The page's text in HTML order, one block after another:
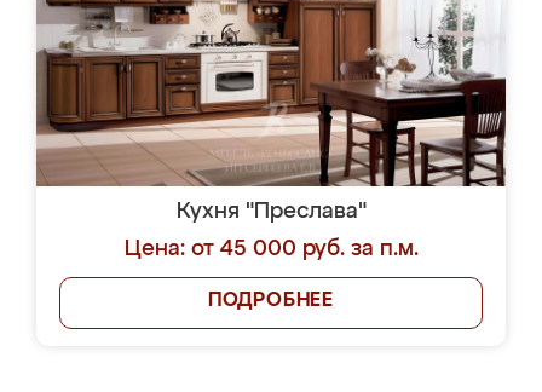
Кухня "Преслава"
Цена: от 45 000 руб. за п.м.
ПОДРОБНЕЕ